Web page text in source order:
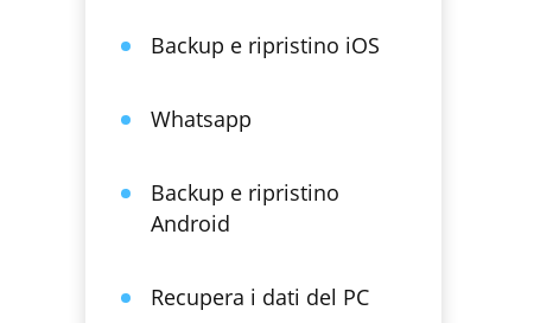
Backup e ripristino iOS
Whatsapp
Backup e ripristino
Android
Recupera i dati del PC